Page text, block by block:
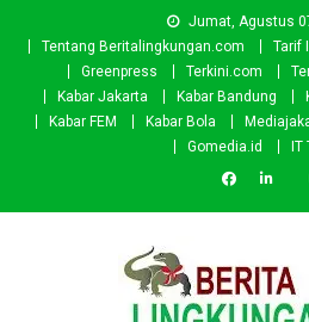
Jumat, Agustus
Tentang Beritalingkungan.com
Tarif
Greenpress
Terkini.com
Kabar Jakarta
Kabar Bandung
Kabar FEM
Kabar Bola
Gomedia.id
IT